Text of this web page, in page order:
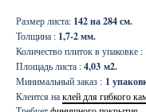
Размер листа: 142 на 284 см.
Толщина : 1,7-2 мм.
Количество плиток в упаковке :
Площадь листа :4,03 м2.
Минимальный заказ : 1
Клеится наклей для гибкого